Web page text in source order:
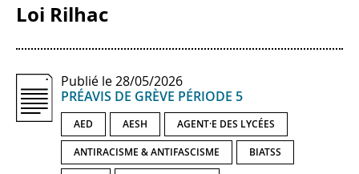
Loi Rilhac
Publié le 28/05/2026
PRÉAVIS DE GRÈVE PÉRIODE 5
AED AESH AGENT·E DES LYCÉES
ANTIRACISME & ANTIFASCISME BIATSS